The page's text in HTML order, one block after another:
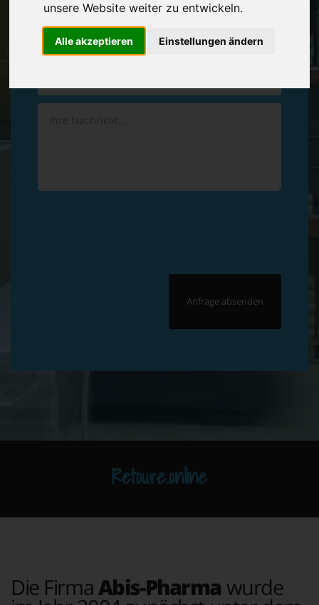
unsere Website weiter zu entwickeln.
Alle akzeptieren Einstellungen ändern
Hinterlassen Sie uns gern eine persönliche Nachricht.
Retoure.online
Die Firma Abis-Pharma wurde